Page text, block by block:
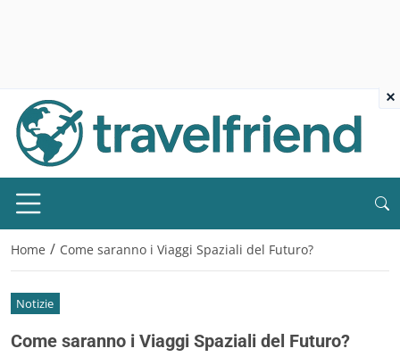
Home / Come saranno i Viaggi Spaziali del Futuro?
Notizie
Come saranno i Viaggi Spaziali del Futuro?
×